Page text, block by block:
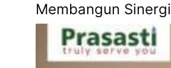
Membangun